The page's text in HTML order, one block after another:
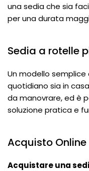
una sedia che sia
per una durata
Sedia a rotelle
Un modello semplice
quotidiano sia in
da manovrare, ed è
soluzione pratica e
Acquisto Online
Acquistare una